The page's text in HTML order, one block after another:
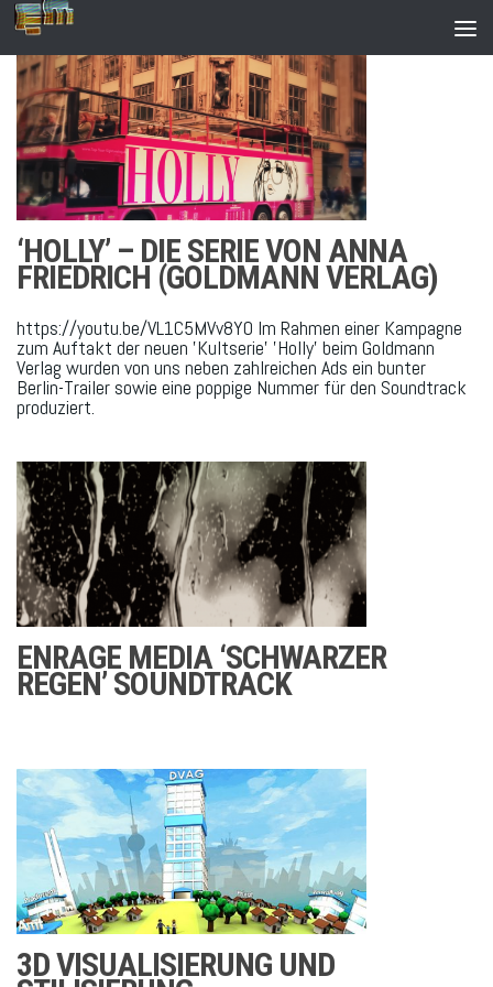
Zum Inhalt springen
‘HOLLY’ – DIE SERIE VON ANNA
FRIEDRICH (GOLDMANN VERLAG)
https://youtu.be/VL1C5MVv8Y0 Im Rahmen einer Kampagne
zum Auftakt der neuen 'Kultserie' 'Holly' beim Goldmann
Verlag wurden von uns neben zahlreichen Ads ein bunter
Berlin-Trailer sowie eine poppige Nummer für den Soundtrack
produziert.
ENRAGE MEDIA ‘SCHWARZER
REGEN’ SOUNDTRACK
3D VISUALISIERUNG UND